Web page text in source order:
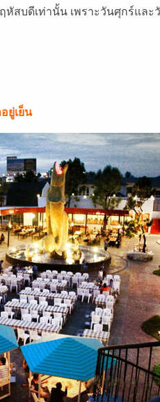
สบดีเท่านั้น เพราะวันศุกร์และ
ยู่เย็น